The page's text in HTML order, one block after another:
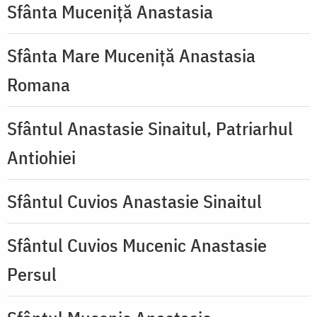
Sfânta Muceniță Anastasia
Sfânta Mare Muceniță Anastasia
Romana
Sfântul Anastasie Sinaitul, Patriarhul
Antiohiei
Sfântul Cuvios Anastasie Sinaitul
Sfântul Cuvios Mucenic Anastasie
Persul